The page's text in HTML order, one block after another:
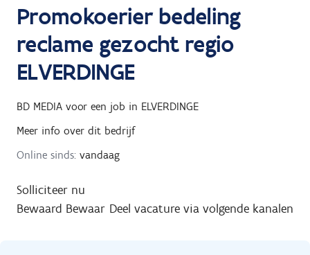
Promokoerier bedeling
reclame gezocht regio
ELVERDINGE
BD MEDIA voor een job in ELVERDINGE
Meer info over dit bedrijf
Online sinds: vandaag
Solliciteer nu
Bewaard Bewaar Deel vacature via volgende kanalen